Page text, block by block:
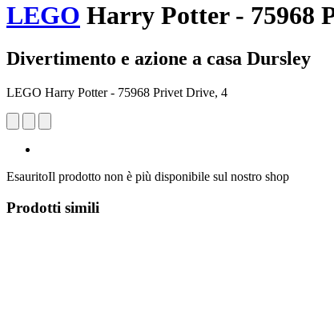
LEGO Harry Potter - 75968
Divertimento e azione a casa Dursley
LEGO Harry Potter - 75968 Privet Drive, 4
EsauritoIl prodotto non è più disponibile sul nostro shop
Prodotti simili